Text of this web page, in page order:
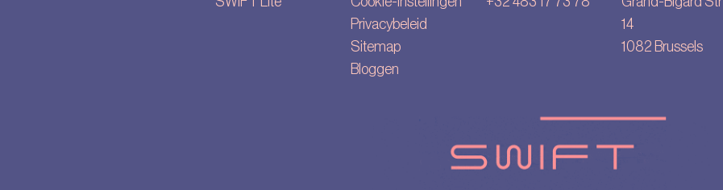
Privacybeleid
Sitemap
Bloggen
14
1082 Brussels